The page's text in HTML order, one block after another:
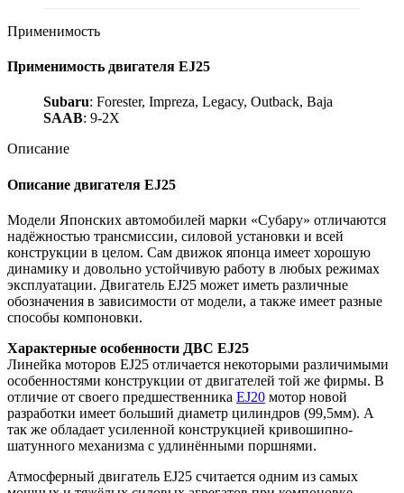
Применимость
Применимость двигателя EJ25
Subaru: Forester, Impreza, Legacy, Outback, Baja
SAAB: 9-2X
Описание
Описание двигателя EJ25
Модели Японских автомобилей марки «Субару» отличаются
надёжностью трансмиссии, силовой установки и всей
конструкции в целом. Сам движок японца имеет хорошую
динамику и довольно устойчивую работу в любых режимах
эксплуатации. Двигатель EJ25 может иметь различные
обозначения в зависимости от модели, а также имеет разные
способы компоновки.
Характерные особенности ДВС EJ25
Линейка моторов EJ25 отличается некоторыми различимыми
особенностями конструкции от двигателей той же фирмы. В
отличие от своего предшественника EJ20 мотор новой
разработки имеет больший диаметр цилиндров (99,5мм). А
так же обладает усиленной конструкцией кривошипно-
шатунного механизма с удлинёнными поршнями.
Атмосферный двигатель EJ25 считается одним из самых